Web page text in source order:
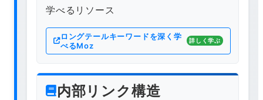
学べるリソース
ロングテールキーワードを深く学
べるMoz
詳しく学ぶ
内部リンク構造